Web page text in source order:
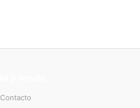
Contacto